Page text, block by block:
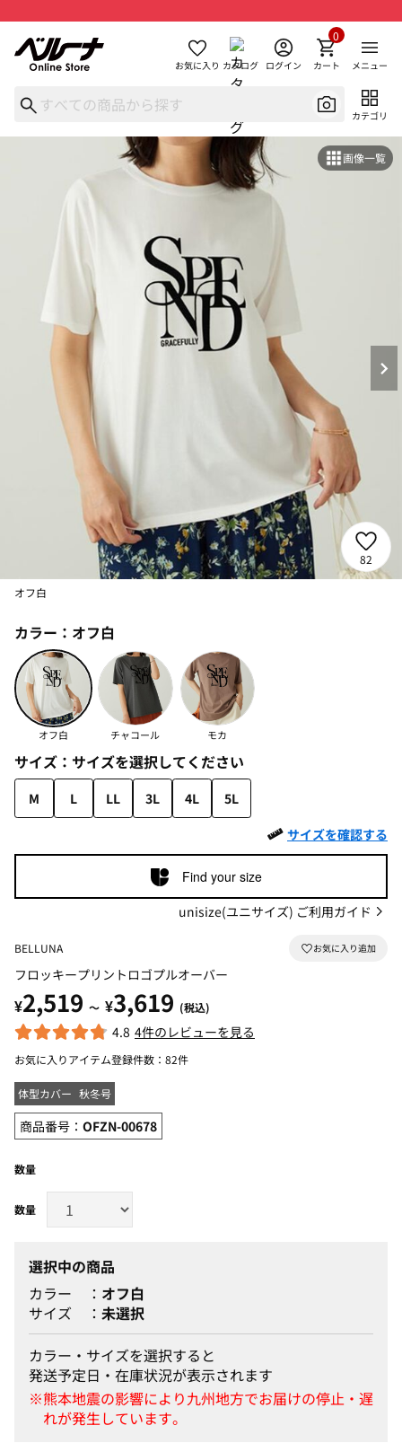
お気に入り カタログ ログイン カート
0
メニュー
カテゴリ
画像一覧
82
オフ白
カラー： オフ白
オフ白 チャコール モカ
サイズ： サイズを選択してください
M L LL 3L 4L
5L
サイズを確認する
Find your size
unisize(ユニサイズ) ご利用ガイド
BELLUNA
フロッキープリントロゴプルオーバー
¥2,519 ～ ¥3,619 (税込)
4.8 4件のレビューを見る
お気に入りアイテム登録件数： 82件
体型カバー 秋冬号
商品番号： OFZN-00678
数量
選択中の商品
カラー
オフ白
サイズ
未選択
カラー・サイズを選択すると
発送予定日・在庫状況が表示されます